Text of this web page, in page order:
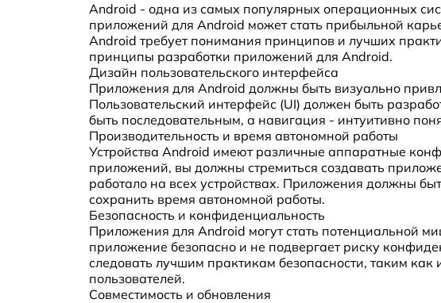
Android - одна из самых популярных операционных
приложений для Android может стать прибыльной
Android требует понимания принципов и лучших
принципы разработки приложений для Android.
Дизайн пользовательского интерфейса
Приложения для Android должны быть визуально
Пользовательский интерфейс (UI) должен быть
быть последовательным, а навигация - интуитивно
Производительность и время автономной работы
Устройства Android имеют различные аппаратные
приложений, вы должны стремиться создавать
работало на всех устройствах. Приложения должны
сохранить время автономной работы.
Безопасность и конфиденциальность
Приложения для Android могут стать потенциальной
приложение безопасно и не подвергает риску
следовать лучшим практикам безопасности, таким
пользователей.
Совместимость и обновления